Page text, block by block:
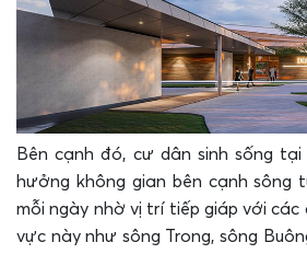
Bên cạnh đó, cư dân sinh sống
hưởng không gian bên cạnh sông
mỗi ngày nhờ vị trí tiếp giáp với các
vực này như sông Trong, sông